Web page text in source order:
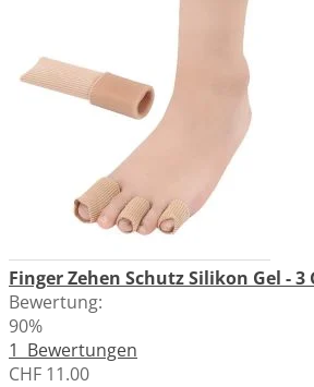
Finger Zehen Schutz Silikon Gel - 3
Bewertung:
90%
1 Bewertungen
CHF 11.00